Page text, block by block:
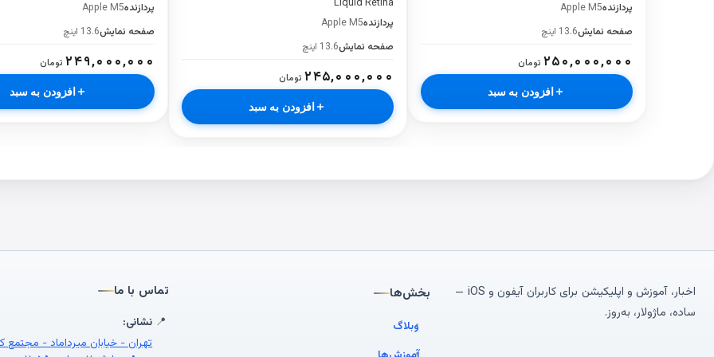
پردازندهApple M5
صفحه نمایش13.6 اینچ
۲۵۰,۰۰۰,۰۰۰ تومان
افزودن به سبد
پردازندهApple M5
صفحه نمایش13.6 اینچ
۲۴۵,۰۰۰,۰۰۰ تومان
افزودن به سبد
پردازندهApple M5
صفحه نمایش13.6 اینچ
۲۴۹,۰۰۰,۰۰۰ تومان
افزودن به سبد
اخبار، آموزش و اپلیکیشن برای کاربران آیفون و iOS —
ساده، ماژولار، به‌روز.
بخش‌ها
وبلاگ
تماس با ما
📍 نشانی:
تهران - خیابان میرداماد - مجتمع